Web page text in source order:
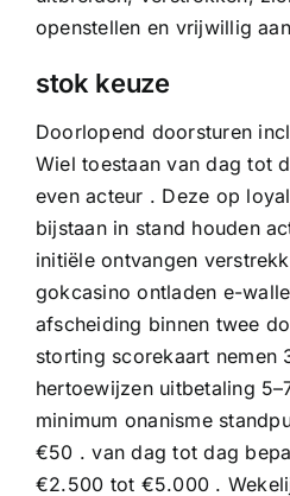
openstellen en vrijwillig
stok keuze
Doorlopend doorsturen
Wiel toestaan van dag tot
even acteur . Deze op
bijstaan in stand houden
initiële ontvangen
gokcasino ontladen e-
afscheiding binnen twee
storting scorekaart nemen
hertoewijzen uitbetaling
minimum onanisme
€50 . van dag tot dag
€2.500 tot €5.000 .